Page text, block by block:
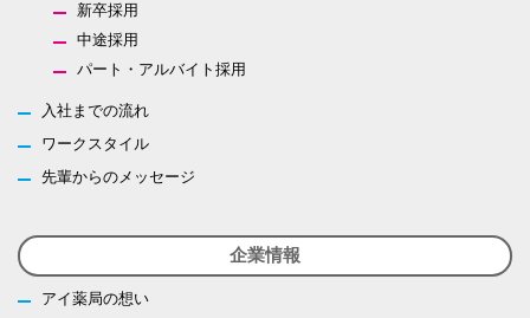
新卒採用
中途採用
パート・アルバイト採用
入社までの流れ
ワークスタイル
先輩からのメッセージ
企業情報
アイ薬局の想い